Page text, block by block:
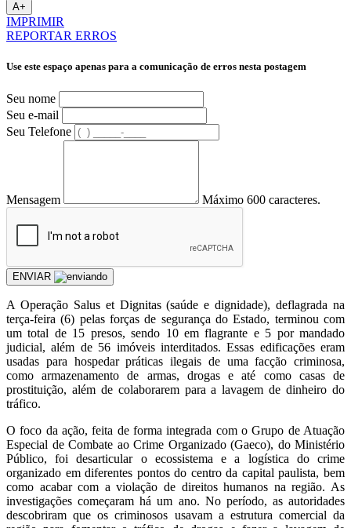
A+
IMPRIMIR
REPORTAR ERROS
Use este espaço apenas para a comunicação de erros nesta postagem
Seu nome
Seu e-mail
Seu Telefone
Mensagem Máximo 600 caracteres.
ENVIAR
A Operação Salus et Dignitas (saúde e dignidade), deflagrada na
terça-feira (6) pelas forças de segurança do Estado, terminou com
um total de 15 presos, sendo 10 em flagrante e 5 por mandado
judicial, além de 56 imóveis interditados. Essas edificações eram
usadas para hospedar práticas ilegais de uma facção criminosa,
como armazenamento de armas, drogas e até como casas de
prostituição, além de colaborarem para a lavagem de dinheiro do
tráfico.
O foco da ação, feita de forma integrada com o Grupo de Atuação
Especial de Combate ao Crime Organizado (Gaeco), do Ministério
Público, foi desarticular o ecossistema e a logística do crime
organizado em diferentes pontos do centro da capital paulista, bem
como acabar com a violação de direitos humanos na região. As
investigações começaram há um ano. No período, as autoridades
descobriram que os criminosos usavam a estrutura comercial da